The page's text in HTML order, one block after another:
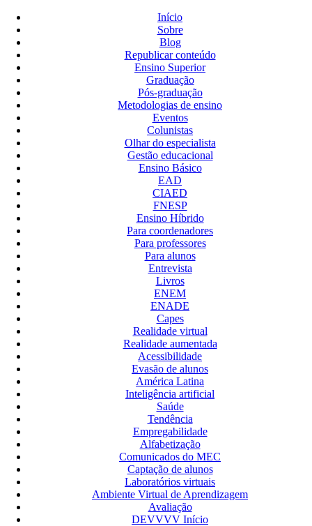
Início
Sobre
Blog
Republicar conteúdo
Ensino Superior
Graduação
Pós-graduação
Metodologias de ensino
Eventos
Colunistas
Olhar do especialista
Gestão educacional
Ensino Básico
EAD
CIAED
FNESP
Ensino Híbrido
Para coordenadores
Para professores
Para alunos
Entrevista
Livros
ENEM
ENADE
Capes
Realidade virtual
Realidade aumentada
Acessibilidade
Evasão de alunos
América Latina
Inteligência artificial
Saúde
Tendência
Empregabilidade
Alfabetização
Comunicados do MEC
Captação de alunos
Laboratórios virtuais
Ambiente Virtual de Aprendizagem
Avaliação
DEVVVV Início